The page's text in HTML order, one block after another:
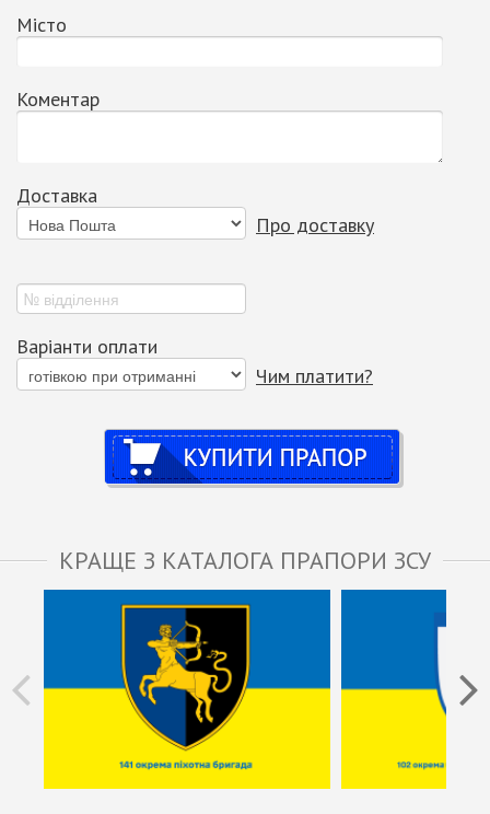
Місто
Коментар
Доставка
Про доставку
Варіанти оплати
Чим платити?
Купити
КРАЩЕ З КАТАЛОГА ПРАПОРИ ЗСУ